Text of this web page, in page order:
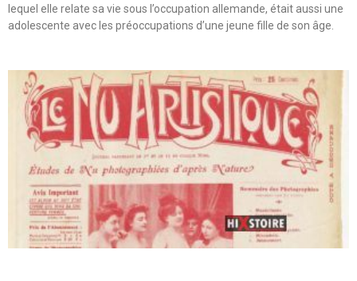
lequel elle relate sa vie sous l’occupation allemande, était aussi une
adolescente avec les préoccupations d’une jeune fille de son âge.